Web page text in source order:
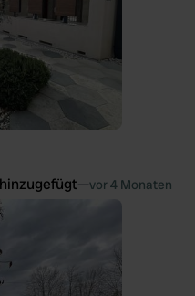
—vor 4 Monaten